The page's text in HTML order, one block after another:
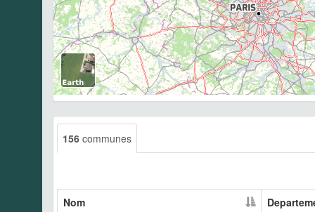
156 communes
Nom